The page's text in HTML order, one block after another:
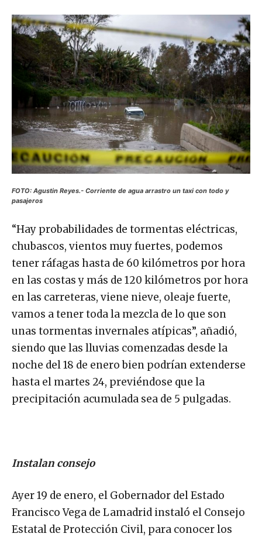
FOTO: Agustin Reyes.- Corriente de agua arrastro un taxi con todo y
pasajeros
“Hay probabilidades de tormentas eléctricas,
chubascos, vientos muy fuertes, podemos
tener ráfagas hasta de 60 kilómetros por hora
en las costas y más de 120 kilómetros por hora
en las carreteras, viene nieve, oleaje fuerte,
vamos a tener toda la mezcla de lo que son
unas tormentas invernales atípicas”, añadió,
siendo que las lluvias comenzadas desde la
noche del 18 de enero bien podrían extenderse
hasta el martes 24, previéndose que la
precipitación acumulada sea de 5 pulgadas.
Instalan consejo
Ayer 19 de enero, el Gobernador del Estado
Francisco Vega de Lamadrid instaló el Consejo
Estatal de Protección Civil, para conocer los